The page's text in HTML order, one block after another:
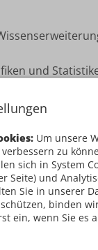
Um unsere
zu
sich in System
Seite) und
Sie in unserer
binden
ein, wenn Sie es
und